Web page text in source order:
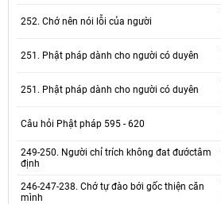
252. Chớ nên nói lỗi của người
251. Phật pháp dành cho người có duyên
251. Phật pháp dành cho người có duyên
Câu hỏi Phật pháp 595 - 620
249-250. Người chỉ trích không đat đướctâm
định
246-247-238. Chớ tự đào bới gốc thiện căn
mình